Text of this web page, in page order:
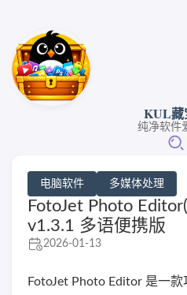
KUL藏
纯净软件
电脑软件 多媒体处理
FotoJet Photo
v1.3.1 多语便携版
2026-01-13
FotoJet Photo Editor 是一